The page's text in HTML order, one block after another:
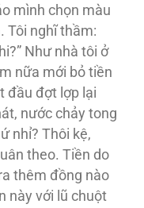
mình chọn màu
Tôi nghĩ thầm:
Như nhà tôi ở
nữa mới bỏ tiền
đầu đợt lợp lại
nước chảy tong
nhỉ? Thôi kệ,
theo. Tiền do
thêm đồng nào
này với lũ chuột